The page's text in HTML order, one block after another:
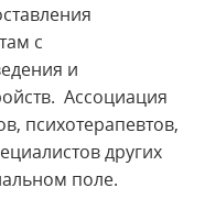
с
и
Ассоциация
психотерапевтов,
других
поле.